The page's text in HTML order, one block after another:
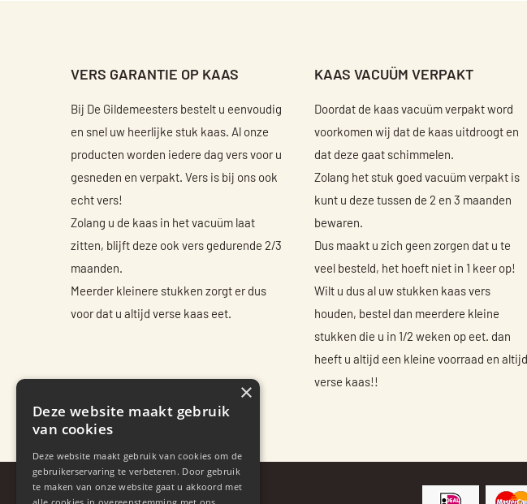
VERS GARANTIE OP KAAS
Bij De Gildemeesters bestelt u eenvoudig
en snel uw heerlijke stuk kaas. Al onze
producten worden iedere dag vers voor u
gesneden en verpakt. Vers is bij ons ook
echt vers!
Zolang u de kaas in het vacuüm laat
zitten, blijft deze ook vers gedurende 2/3
maanden.
Meerder kleinere stukken zorgt er dus
voor dat u altijd verse kaas eet.
KAAS VACUÜM VERPAKT
Doordat de kaas vacuüm verpakt word
voorkomen wij dat de kaas uitdroogt en
dat deze gaat schimmelen.
Zolang het stuk goed vacuüm verpakt is
kunt u deze tussen de 2 en 3 maanden
bewaren.
Dus maakt u zich geen zorgen dat u te
veel besteld, het hoeft niet in 1 keer op!
Wilt u dus al uw stukken kaas vers
houden, bestel dan meerdere kleine
stukken die u in 1/2 weken op eet. dan
heeft u altijd een kleine voorraad en altijd
verse kaas!!
Deze website maakt gebruik
van cookies
Deze website maakt gebruik van cookies om de
gebruikerservaring te verbeteren. Door gebruik
te maken van onze website gaat u akkoord met
×